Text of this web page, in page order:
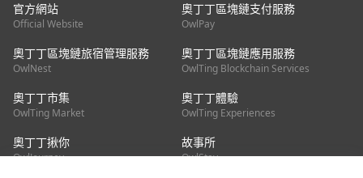
官方網站
Official Website
奧丁丁區塊鏈支付服務
OwlPay
奧丁丁區塊鏈旅宿管理服務
OwlNest
奧丁丁區塊鏈應用服務
OwlTing Blockchain Services
奧丁丁市集
OwlTing Market
奧丁丁體驗
OwlTing Experiences
奧丁丁揪你
OwlJourney
故事所
OwlStay